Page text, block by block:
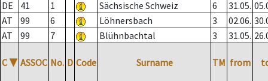
DE
41 1 Sächsische Schweiz 6 31.05.
AT
99 6 Löhnersbach 3 02.06.
AT
99 7 Blühnbachtal 3 31.05.
C ▼ ASSOC No. D Code Surname TM from